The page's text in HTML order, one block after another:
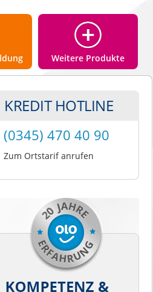
Weitere Produkte
KREDIT HOTLINE
(0345) 470 40 90
Zum Ortstarif anrufen